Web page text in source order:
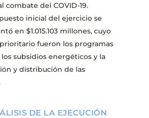
combate del COVID-19.
inicial del ejercicio se
en $1.015.103 millones, cuyo
fueron los programas
los subsidios energéticos y la
y distribución de las
DE LA EJECUCIÓN